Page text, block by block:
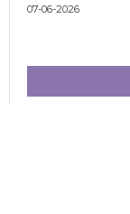
07-06-2026